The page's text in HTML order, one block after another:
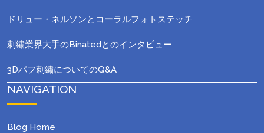
ドリュー・ネルソンとコーラルフォトステッチ
刺繍業界大手のBinatedとのインタビュー
3Dパフ刺繍についてのQ&A
NAVIGATION
Blog Home